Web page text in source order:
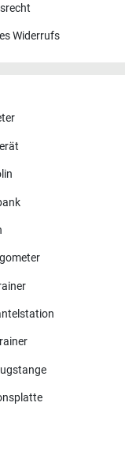
Widerrufs